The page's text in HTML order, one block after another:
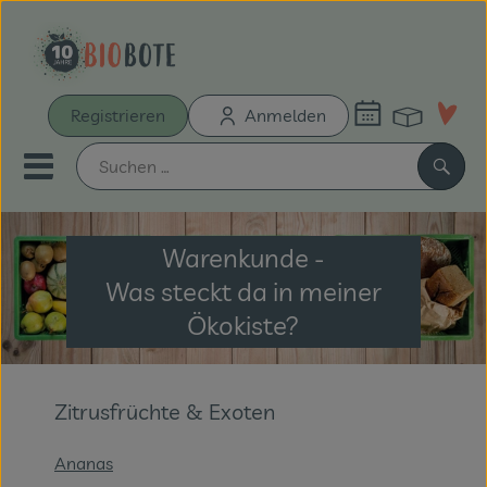
Registrieren Anmelden
Mobiles Menu öffnen oder
Schnupperkiste
Bio-Kochboxen
Unsere Biokisten
Aus der Region
Neu & Aktionen
Warenkunde -
Was steckt da in meiner
Ökokiste?
Zitrusfrüchte & Exoten
Ananas